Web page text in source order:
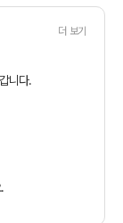
니다.
더 보기